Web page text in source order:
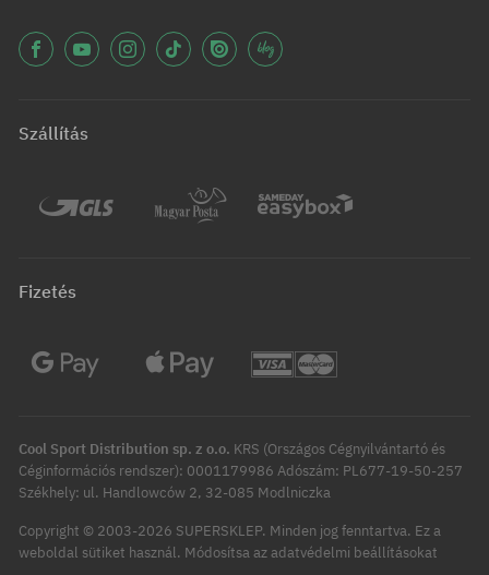
Szállítás
Fizetés
Cool Sport Distribution sp. z o.o. KRS (Országos Cégnyilvántartó és
Céginformációs rendszer): 0001179986 Adószám: PL677-19-50-257
Székhely: ul. Handlowców 2, 32-085 Modlniczka
Copyright © 2003-2026 SUPERSKLEP. Minden jog fenntartva. Ez a
weboldal sütiket használ. Módosítsa az adatvédelmi beállításokat